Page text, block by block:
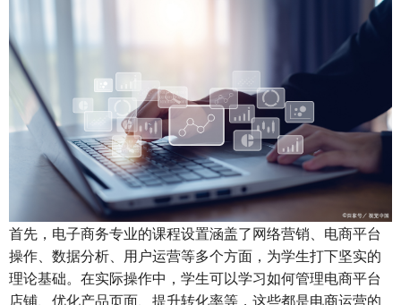
首先， 电子商务专业的课程设置涵盖了网络营销、电商平台
操作、数据分析、用户运营等多个方面，为学生打下坚实的
理论基础。在实际操作中，学生可以学习如何管理电商平台
店铺、优化产品页面、提升转化率等，这些都是电商运营的